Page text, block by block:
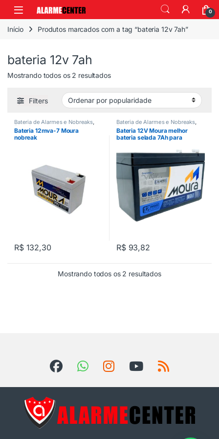
0
Início Produtos marcados com a tag “bateria 12v 7ah”
bateria 12v 7ah
Mostrando todos os 2 resultados
Filters
Bateria de Alarmes e Nobreaks,
Energia
Bateria 12mva-7 Moura
nobreak
R$132,30
Bateria de Alarmes e Nobreaks,
Energia
Bateria 12V Moura melhor
bateria selada 7Ah para
R$93,82
Mostrando todos os 2 resultados